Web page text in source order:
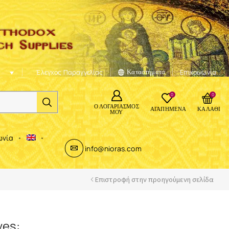
Έλεγχος Παραγγελίας Καταστήματα Επικοινωνία
Ο ΛΟΓΑΡΙΑΣΜΌΣ
ΜΟΥ
0
ΑΓΑΠΗΜΈΝΑ
0
ΚΑΛΆΘΙ
info@nioras.com
Επιστροφή στην προηγούμενη σελίδα